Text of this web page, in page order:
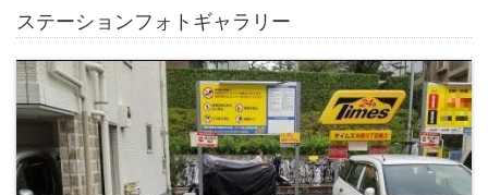
ステーションフォトギャラリー